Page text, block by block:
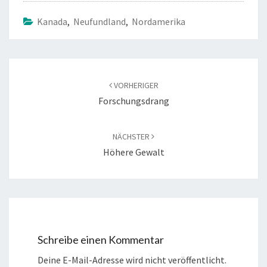
o
o
k
er
Kanada, Neufundland, Nordamerika
VORHERIGER
Forschungsdrang
NÄCHSTER
Höhere Gewalt
Schreibe einen Kommentar
Deine E-Mail-Adresse wird nicht veröffentlicht.